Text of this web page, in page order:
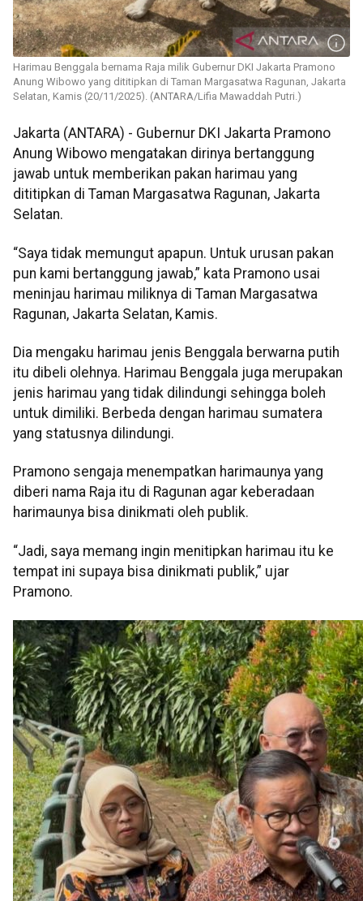
Harimau Benggala bernama Raja milik Gubernur DKI Jakarta Pramono
Anung Wibowo yang dititipkan di Taman Margasatwa Ragunan, Jakarta
Selatan, Kamis (20/11/2025). (ANTARA/Lifia Mawaddah Putri.)
Jakarta (ANTARA) - Gubernur DKI Jakarta Pramono
Anung Wibowo mengatakan dirinya bertanggung
jawab untuk memberikan pakan harimau yang
dititipkan di Taman Margasatwa Ragunan, Jakarta
Selatan.
“Saya tidak memungut apapun. Untuk urusan pakan
pun kami bertanggung jawab,” kata Pramono usai
meninjau harimau miliknya di Taman Margasatwa
Ragunan, Jakarta Selatan, Kamis.
Dia mengaku harimau jenis Benggala berwarna putih
itu dibeli olehnya. Harimau Benggala juga merupakan
jenis harimau yang tidak dilindungi sehingga boleh
untuk dimiliki. Berbeda dengan harimau sumatera
yang statusnya dilindungi.
Pramono sengaja menempatkan harimaunya yang
diberi nama Raja itu di Ragunan agar keberadaan
harimaunya bisa dinikmati oleh publik.
“Jadi, saya memang ingin menitipkan harimau itu ke
tempat ini supaya bisa dinikmati publik,” ujar
Pramono.